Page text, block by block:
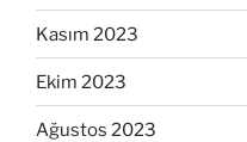
Kasım 2023
Ekim 2023
Ağustos 2023